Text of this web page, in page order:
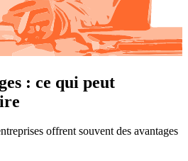
: ce qui peut
offrent souvent des avantages